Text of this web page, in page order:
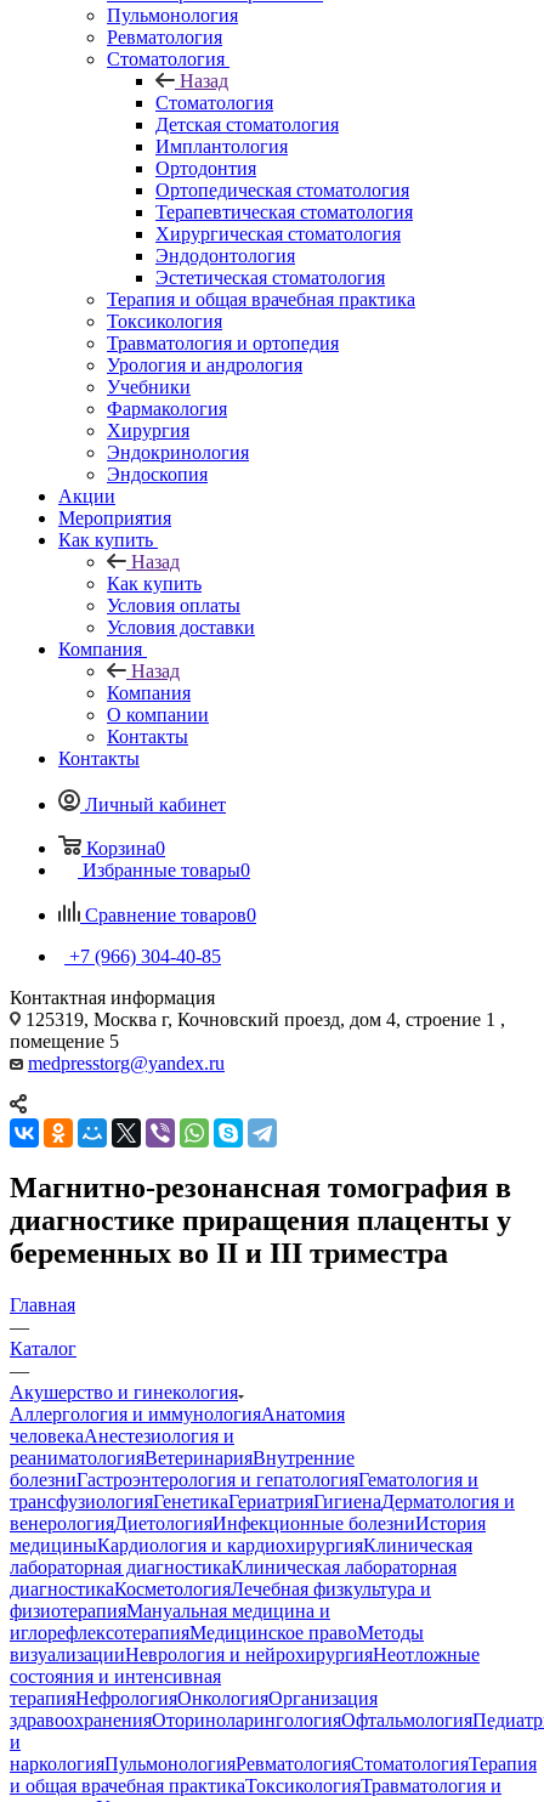
Пульмонология
Ревматология
Стоматология
Назад
Стоматология
Детская стоматология
Имплантология
Ортодонтия
Ортопедическая стоматология
Терапевтическая стоматология
Хирургическая стоматология
Эндодонтология
Эстетическая стоматология
Терапия и общая врачебная практика
Токсикология
Травматология и ортопедия
Урология и андрология
Учебники
Фармакология
Хирургия
Эндокринология
Эндоскопия
Акции
Мероприятия
Как купить
Назад
Как купить
Условия оплаты
Условия доставки
Компания
Назад
Компания
О компании
Контакты
Контакты
Личный кабинет
Корзина0
Избранные товары0
Сравнение товаров0
+7 (966) 304-40-85
Контактная информация
125319, Москва г, Кочновский проезд, дом 4, строение 1 ,
помещение 5
medpresstorg@yandex.ru
Магнитно-резонансная томография в
диагностике приращения плаценты у
беременных во II и III триместра
Главная
—
Каталог
—
Акушерство и гинекология
Аллергология и иммунологияАнатомия
человекаАнестезиология и
реаниматологияВетеринарияВнутренние
болезниГастроэнтерология и гепатологияГематология и
трансфузиологияГенетикаГериатрияГигиенаДерматология и
венерологияДиетологияИнфекционные болезниИстория
медициныКардиология и кардиохирургияКлиническая
лабораторная диагностикаКлиническая лабораторная
диагностикаКосметологияЛечебная физкультура и
физиотерапияМануальная медицина и
иглорефлексотерапияМедицинское правоМетоды
визуализацииНеврология и нейрохирургияНеотложные
состояния и интенсивная
терапияНефрологияОнкологияОрганизация
здравоохраненияОториноларингологияОфтальмология
и
наркологияПульмонологияРевматологияСтоматологияТерапия
и общая врачебная практикаТоксикологияТравматология и